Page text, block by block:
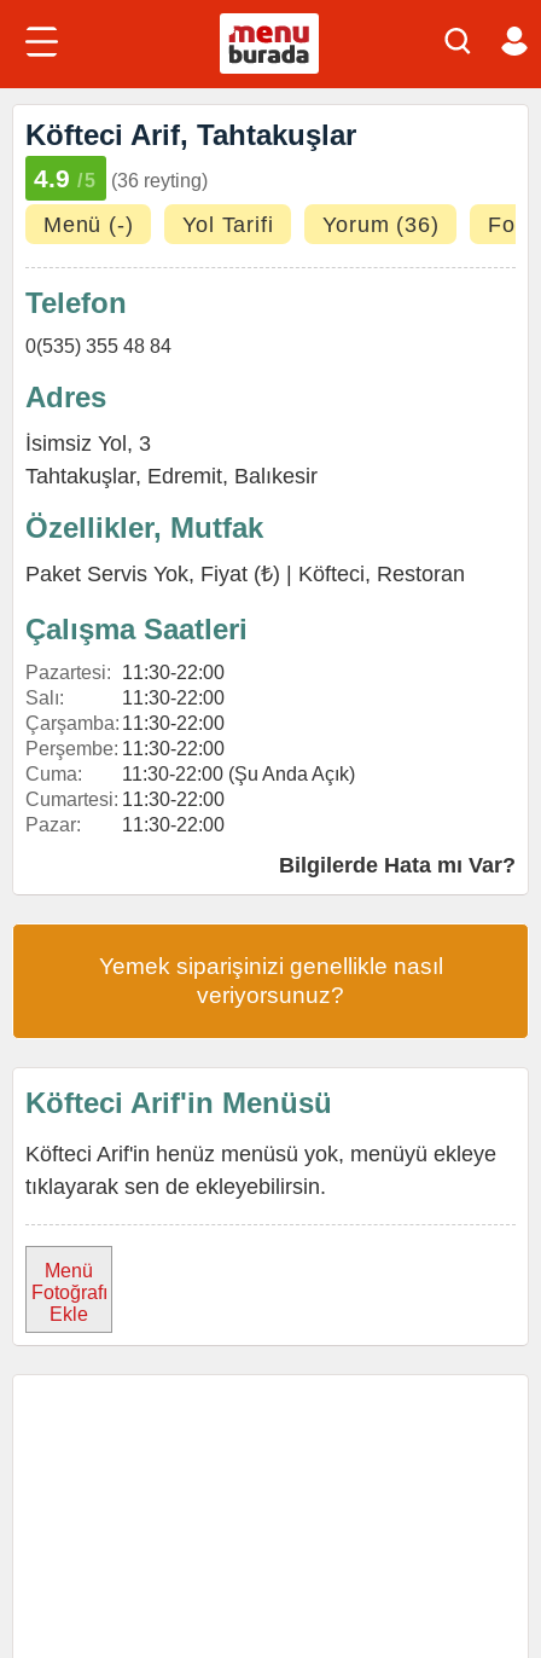
Köfteci Arif, Tahtakuşlar
4.9 /5 (36 reyting)
Menü (-) Yol Tarifi Yorum (36)
Telefon
0(535) 355 48 84
Adres
İsimsiz Yol, 3
Tahtakuşlar, Edremit, Balıkesir
Özellikler, Mutfak
Paket Servis Yok, Fiyat (₺) | Köfteci, Restoran
Çalışma Saatleri
Pazartesi:
11:30-22:00
Salı:
11:30-22:00
Çarşamba: 11:30-22:00
Perşembe: 11:30-22:00
Cuma:
11:30-22:00 (Şu Anda Açık)
Cumartesi: 11:30-22:00
Pazar:
11:30-22:00
Bilgilerde Hata mı Var?
Yemek siparişinizi genellikle nasıl
veriyorsunuz?
Köfteci Arif'in Menüsü
Köfteci Arif'in henüz menüsü yok, menüyü ekleye
tıklayarak sen de ekleyebilirsin.
Menü
Fotoğrafı
Ekle